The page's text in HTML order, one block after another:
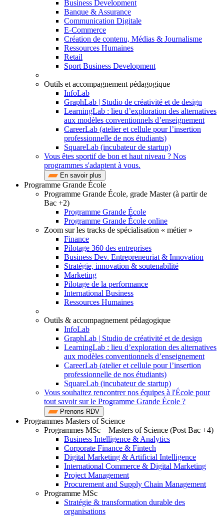
Business Development
Banque & Assurance
Communication Digitale
E-Commerce
Création de contenu, Médias & Journalisme
Ressources Humaines
Retail
Sport Business Development
Outils et accompagnement pédagogique
InfoLab
GraphLab | Studio de créativité et de design
LearningLab : lieu d’exploration des alternatives
aux modèles conventionnels d’enseignement
CareerLab (atelier et cellule pour l’insertion
professionnelle de nos étudiants)
SquareLab (incubateur de startup)
Vous êtes sportif de bon et haut niveau ? Nos
programmes s'adaptent à vous.
En savoir plus
Programme Grande École
Programme Grande École, grade Master (à partir de
Bac +2)
Programme Grande École
Programme Grande École online
Zoom sur les tracks de spécialisation « métier »
Finance
Pilotage 360 des entreprises
Business Dev. Entrepreneuriat & Innovation
Stratégie, innovation & soutenabilité
Marketing
Pilotage de la performance
International Business
Ressources Humaines
Outils & accompagnement pédagogique
InfoLab
GraphLab | Studio de créativité et de design
LearningLab : lieu d’exploration des alternatives
aux modèles conventionnels d’enseignement
CareerLab (atelier et cellule pour l’insertion
professionnelle de nos étudiants)
SquareLab (incubateur de startup)
Vous souhaitez rencontrer nos équipes à l'École pour
tout savoir sur le Programme Grande École ?
Prenons RDV
Programmes Masters of Science
Programmes MSc – Masters of Science (Post Bac +4)
Business Intelligence & Analytics
Corporate Finance & Fintech
Digital Marketing & Artificial Intelligence
International Commerce & Digital Marketing
Project Management
Procurement and Supply Chain Management
Programme MSc
Stratégie & transformation durable des
organisations